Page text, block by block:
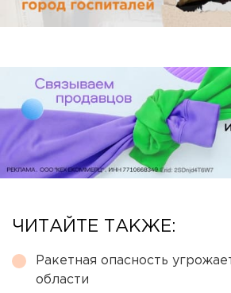
ЧИТАЙТЕ ТАКЖЕ:
Ракетная опасность
области